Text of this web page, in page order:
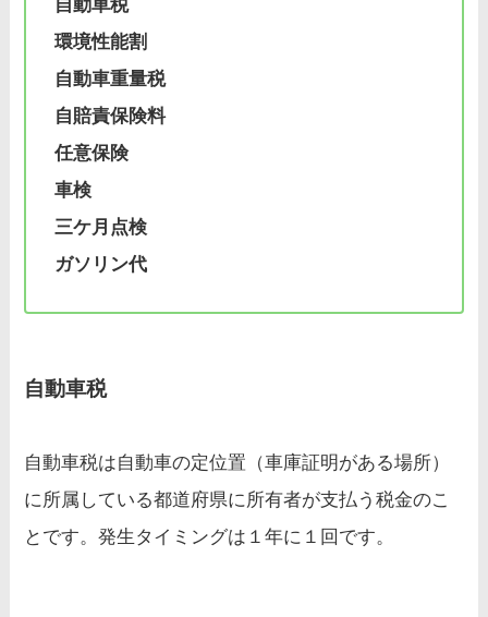
自動車税
環境性能割
自動車重量税
自賠責保険料
任意保険
車検
三ケ月点検
ガソリン代
自動車税
自動車税は自動車の定位置（車庫証明がある場所）
に所属している都道府県に所有者が支払う税金のこ
とです。発生タイミングは１年に１回です。